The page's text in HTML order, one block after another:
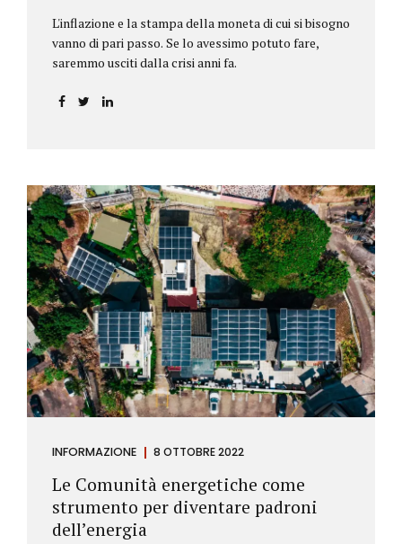
L'inflazione e la stampa della moneta di cui si bisogno
vanno di pari passo. Se lo avessimo potuto fare,
saremmo usciti dalla crisi anni fa.
INFORMAZIONE 8 OTTOBRE 2022
Le Comunità energetiche come
strumento per diventare padroni
dell’energia